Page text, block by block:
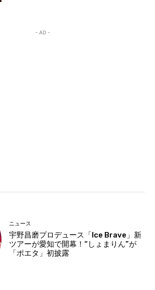
- AD -
ニュース
宇野昌磨プロデュース「Ice Brave」新
ツアーが愛知で開幕！“しょまりん”が
「ポエタ」初披露